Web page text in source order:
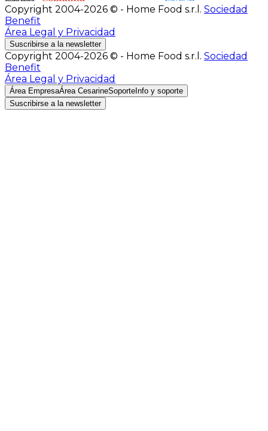
Copyright 2004-2026 © - Home Food s.r.l. Sociedad
Benefit
Área Legal y Privacidad
Suscribirse a la newsletter
Copyright 2004-2026 © - Home Food s.r.l. Sociedad
Benefit
Área Legal y Privacidad
Área EmpresaÁrea CesarineSoporte Info y soporte
Suscribirse a la newsletter